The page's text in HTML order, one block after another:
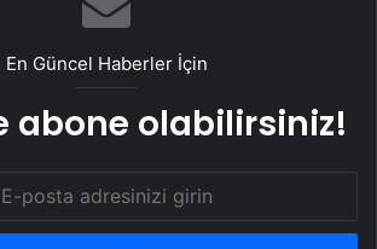
? Uetds.com İle Akıllı Dijital
Yazılımı
En Güncel Haberler İçin
abone olabilirsiniz!